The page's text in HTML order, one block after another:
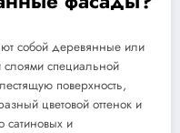
собой деревянные или
специальной
поверхность,
цветовой оттенок и
сатиновых и